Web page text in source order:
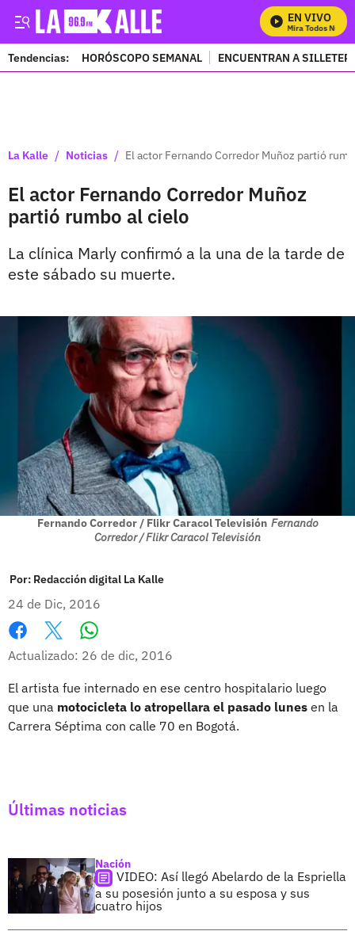
EN VIVO
Mira Todos
Tendencias: HORÓSCOPO SEMANAL ENCUENTRAN A
La Kalle / Noticias / El actor Fernando Corredor Muñoz partió
El actor Fernando Corredor Muñoz
partió rumbo al cielo
La clínica Marly confirmó a la una de la tarde de
este sábado su muerte.
Fernando Corredor / Flikr Caracol Televisión Fernando
Corredor / Flikr Caracol Televisión
Por: Redacción digital La Kalle
24 de Dic, 2016
Facebook
X
Actualizado: 26 de dic, 2016
El artista fue internado en ese centro hospitalario luego
que una motocicleta lo atropellara el pasado lunes en la
Carrera Séptima con calle 70 en Bogotá.
Últimas noticias
Nación
VIDEO: Así llegó Abelardo de la Espriella
a su posesión junto a su esposa y sus
cuatro hijos